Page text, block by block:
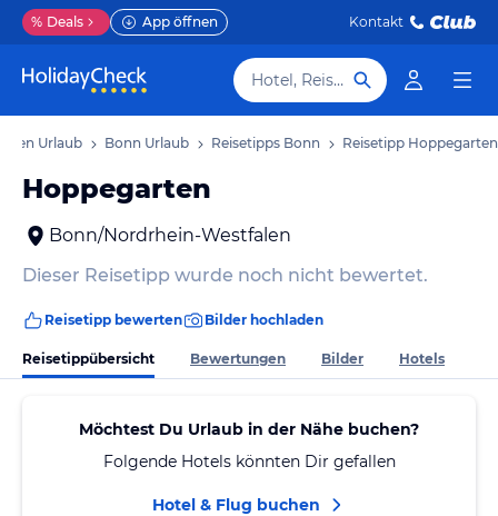
% Deals App öffnen Kontakt
Hotel, Reiseziel
Urlaub Bonn Urlaub Reisetipps Bonn Reisetipp Hoppegarten
Hoppegarten
Bonn/Nordrhein-Westfalen
Dieser Reisetipp wurde noch nicht bewertet.
Reisetipp bewerten Bilder hochladen
Reisetippübersicht Bewertungen Bilder Hotels
Möchtest Du Urlaub in der Nähe buchen?
Folgende Hotels könnten Dir gefallen
Hotel & Flug buchen